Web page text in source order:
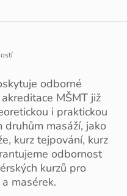
odborné
MŠMT již
i praktickou
masáží, jako
kurz tejpování, kurz
odbornost
kurzů pro
masérek.